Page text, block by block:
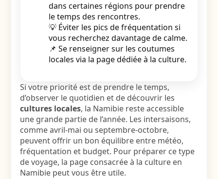
dans certaines régions pour prendre
le temps des rencontres.
💡 Éviter les pics de fréquentation si
vous recherchez davantage de calme.
📌 Se renseigner sur les coutumes
locales via la page dédiée à la culture.
Si votre priorité est de prendre le temps,
d’observer le quotidien et de découvrir les
cultures locales, la Namibie reste accessible
une grande partie de l’année. Les intersaisons,
comme avril-mai ou septembre-octobre,
peuvent offrir un bon équilibre entre météo,
fréquentation et budget. Pour préparer ce type
de voyage, la page consacrée à la culture en
Namibiepeut vous être utile.